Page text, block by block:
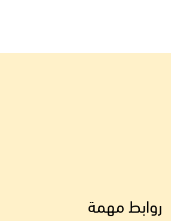
روابط مهمة